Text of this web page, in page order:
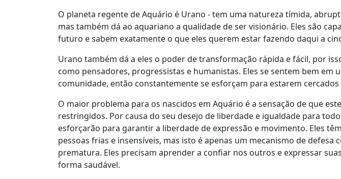
O planeta regente de Aquário é Urano - tem uma natureza tímida,
mas também dá ao aquariano a qualidade de ser visionário. Eles são
futuro e sabem exatamente o que eles querem estar fazendo daqui a
Urano também dá a eles o poder de transformação rápida e fácil, por
como pensadores, progressistas e humanistas. Eles se sentem bem em
comunidade, então constantemente se esforçam para estarem
O maior problema para os nascidos em Aquário é a sensação de que
restringidos. Por causa do seu desejo de liberdade e igualdade para
esforçarão para garantir a liberdade de expressão e movimento. Eles
pessoas frias e insensíveis, mas isto é apenas um mecanismo de defesa
prematura. Eles precisam aprender a confiar nos outros e expressar
forma saudável.